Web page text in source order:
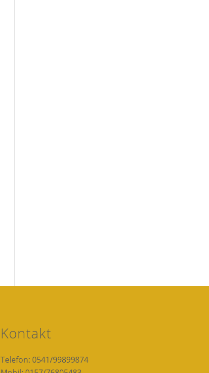
Kontakt
Telefon: 0541/99899874